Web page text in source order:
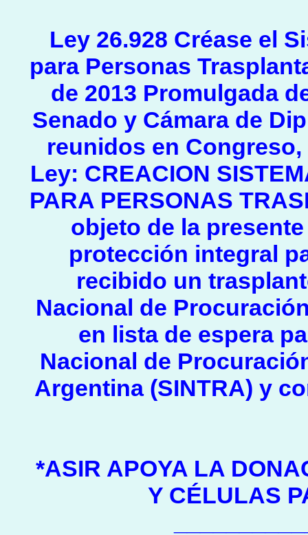
Ley 26.928 Créase el
para Personas
de 2013 Promulgada
Senado y Cámara de
reunidos en
Ley: CREACION
PARA PERSONAS
objeto de la
protección integral
recibido un
Nacional de
en lista de espera
Nacional de
Argentina (SINTRA) y
*ASIR APOYA LA
Y CÉLULAS